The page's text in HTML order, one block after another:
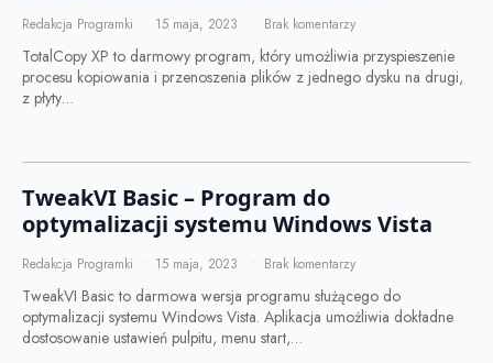
Redakcja Programki 15 maja, 2023 Brak komentarzy
TotalCopy XP to darmowy program, który umożliwia przyspieszenie
procesu kopiowania i przenoszenia plików z jednego dysku na drugi,
z płyty…
TweakVI Basic – Program do
optymalizacji systemu Windows Vista
Redakcja Programki 15 maja, 2023 Brak komentarzy
TweakVI Basic to darmowa wersja programu służącego do
optymalizacji systemu Windows Vista. Aplikacja umożliwia dokładne
dostosowanie ustawień pulpitu, menu start,…